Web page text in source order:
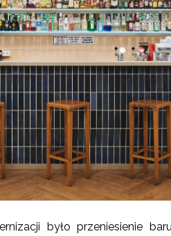
było przeniesienie